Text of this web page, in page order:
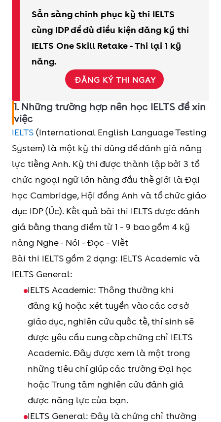
Sẵn sàng chinh phục kỳ thi IELTS
cùng IDP để đủ điều kiện đăng ký thi
IELTS One Skill Retake - Thi lại 1 kỹ
năng.
ĐĂNG KÝ THI NGAY
1. Những trường hợp nên học IELTS để xin
việc
IELTS (International English Language Testing
System) là một kỳ thi dùng để đánh giá năng
lực tiếng Anh. Kỳ thi được thành lập bởi 3 tổ
chức ngoại ngữ lớn hàng đầu thế giới là Đại
học Cambridge, Hội đồng Anh và tổ chức giáo
dục IDP (Úc). Kết quả bài thi IELTS được đánh
giá bằng thang điểm từ 1 - 9 bao gồm 4 kỹ
năng Nghe - Nói - Đọc - Viết
Bài thi IELTS gồm 2 dạng: IELTS Academic và
IELTS General:
IELTS Academic: Thông thường khi
đăng ký hoặc xét tuyển vào các cơ sở
giáo dục, nghiên cứu quốc tế, thí sinh sẽ
được yêu cầu cung cấp chứng chỉ IELTS
Academic. Đây được xem là một trong
những tiêu chí giúp các trường Đại học
hoặc Trung tâm nghiên cứu đánh giá
được năng lực của bạn.
IELTS General: Đây là chứng chỉ thường